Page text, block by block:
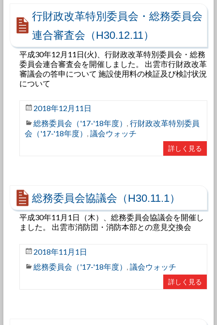
行財政改革特別委員会・総務委員会
連合審査会（H30.12.11）
平成30年12月11日(火)、行財政改革特別委員会・総務
委員会連合審査会を開催しました。 出雲市行財政改革
審議会の答申について 施設使用料の検証及び検討状況
について
2018年12月11日
総務委員会（'17-'18年度） , 行財政改革特別委員
会（'17-'18年度） , 議会ウォッチ
詳しく見る
総務委員会協議会（H30.11.1）
平成30年11月1日（木）、総務委員会協議会を開催し
ました。 出雲市消防団・消防本部との意見交換会
2018年11月1日
総務委員会（'17-'18年度） , 議会ウォッチ
詳しく見る